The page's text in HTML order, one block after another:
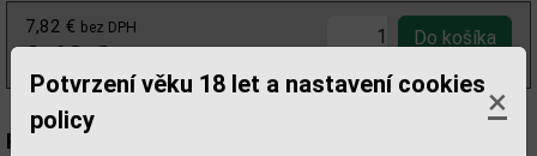
Potvrzení věku 18 let a nastavení cookies
policy
×
7,82 € bez DPH
9,62 €
Popis: